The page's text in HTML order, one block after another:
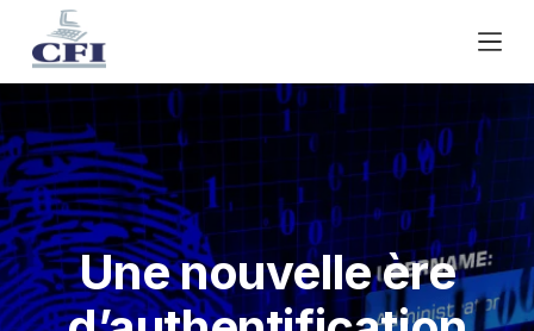
k
i
t
o
c
o
n
t
e
Une nouvelle ère